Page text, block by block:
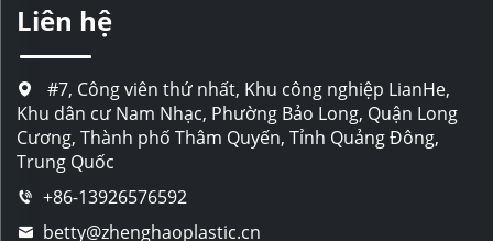
Liên hệ
#7, Công viên thứ nhất, Khu công nghiệp LianHe,
Khu dân cư Nam Nhạc, Phường Bảo Long, Quận Long
Cương, Thành phố Thâm Quyến, Tỉnh Quảng Đông,
Trung Quốc
+86-13926576592
betty@zhenghaoplastic.cn